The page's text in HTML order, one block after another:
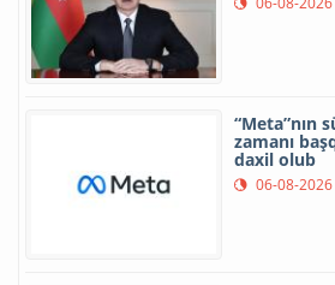
“Meta”nın
zamanı
daxil olub
06-08-2026